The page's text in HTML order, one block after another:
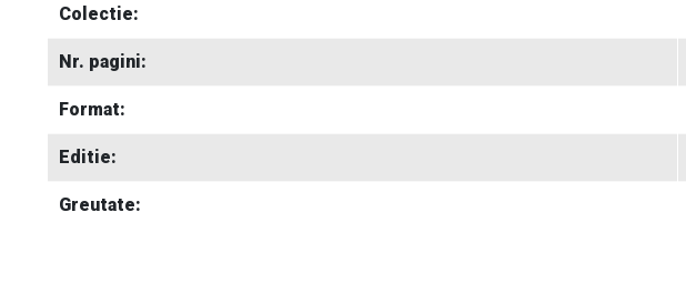
Colectie:
Nr. pagini:
Format:
Editie:
Greutate: